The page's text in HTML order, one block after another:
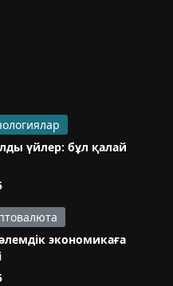
үйлер: бұл қалай
экономикаға